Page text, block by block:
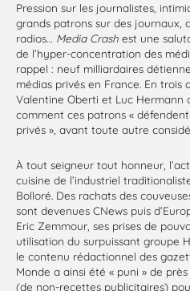
Pression sur les journalistes,
grands patrons sur des journaux,
radios… Media Crash est une
de l’hyper-concentration des
rappel : neuf milliardaires
médias privés en France. En trois
Valentine Oberti et Luc Hermann
comment ces patrons «
privés », avant toute autre
À tout seigneur tout honneur,
cuisine de l’industriel
Bolloré. Des rachats des
sont devenues CNews puis
Eric Zemmour, ses prises de
utilisation du surpuissant groupe
le contenu rédactionnel des
Monde a ainsi été « puni » de près
(de non-recettes publicitaires)